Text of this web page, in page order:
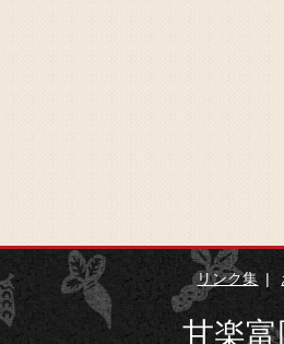
リンク集
甘楽